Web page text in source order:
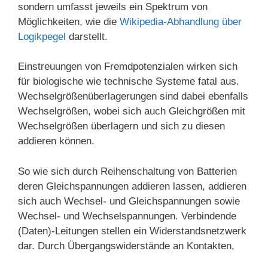
sondern umfasst jeweils ein Spektrum von
Möglichkeiten, wie die Wikipedia-Abhandlung über
Logikpegel darstellt.
Einstreuungen von Fremdpotenzialen wirken sich
für biologische wie technische Systeme fatal aus.
Wechselgrößenüberlagerungen sind dabei ebenfalls
Wechselgrößen, wobei sich auch Gleichgrößen mit
Wechselgrößen überlagern und sich zu diesen
addieren können.
So wie sich durch Reihenschaltung von Batterien
deren Gleichspannungen addieren lassen, addieren
sich auch Wechsel- und Gleichspannungen sowie
Wechsel- und Wechselspannungen. Verbindende
(Daten)-Leitungen stellen ein Widerstandsnetzwerk
dar. Durch Übergangswiderstände an Kontakten,